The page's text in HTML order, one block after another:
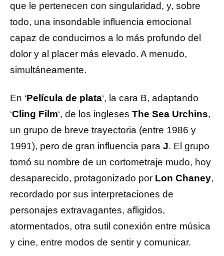
que le pertenecen con singularidad, y, sobre
todo, una insondable influencia emocional
capaz de conducirnos a lo más profundo del
dolor y al placer más elevado. A menudo,
simultáneamente.
En ‘Película de plata‘, la cara B, adaptando
‘Cling Film‘, de los ingleses The Sea Urchins,
un grupo de breve trayectoria (entre 1986 y
1991), pero de gran influencia para J. El grupo
tomó su nombre de un cortometraje mudo, hoy
desaparecido, protagonizado por Lon Chaney,
recordado por sus interpretaciones de
personajes extravagantes, afligidos,
atormentados, otra sutil conexión entre música
y cine, entre modos de sentir y comunicar.